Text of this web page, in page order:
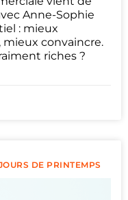
Anne-Sophie
: mieux
convaincre.
riches ?
DE PRINTEMPS